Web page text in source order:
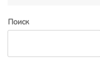
Поиск